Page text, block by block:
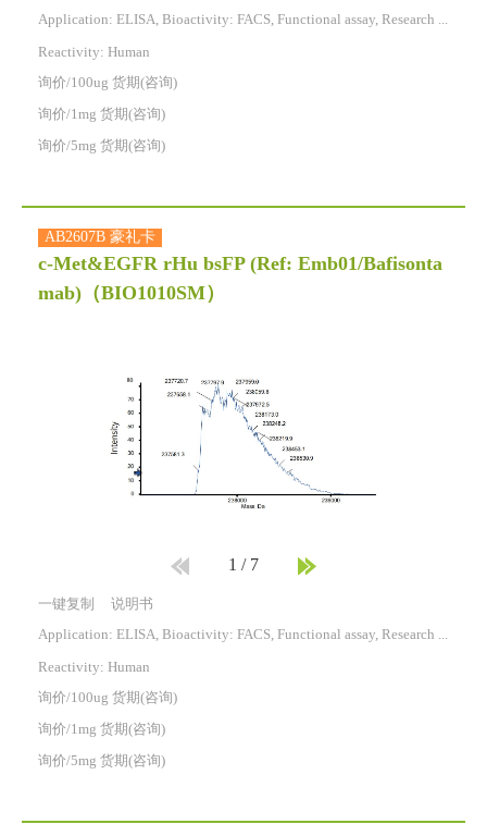
Application: ELISA, Bioactivity: FACS, Functional assay, Research in vivo
Reactivity: Human
询价/100ug 货期(咨询)
询价/1mg 货期(咨询)
询价/5mg 货期(咨询)
AB2607B 豪礼卡
c-Met&EGFR rHu bsFP (Ref: Emb01/Bafisonta
mab) （BIO1010SM）
1 / 7
一键复制
说明书
Application: ELISA, Bioactivity: FACS, Functional assay, Research in vivo
Reactivity: Human
询价/100ug 货期(咨询)
询价/1mg 货期(咨询)
询价/5mg 货期(咨询)